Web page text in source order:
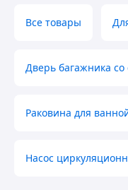
Все товары
Дверь багажника со
Раковина для
Насос